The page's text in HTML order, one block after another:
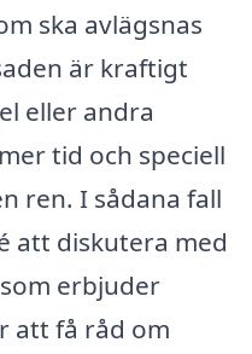
ska avlägsnas
är kraftigt
eller andra
tid och speciell
ren. I sådana fall
att diskutera med
erbjuder
att få råd om